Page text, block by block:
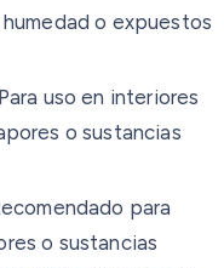
o expuestos
Para uso en interiores
o sustancias
para
o sustancias